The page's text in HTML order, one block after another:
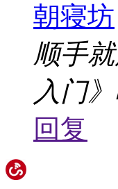
朝寝坊
顺手
入门
回复